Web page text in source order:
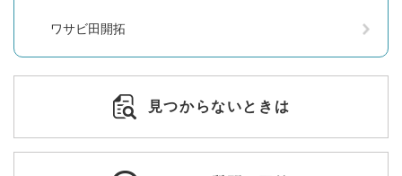
ワサビ田開拓
見つからないときは